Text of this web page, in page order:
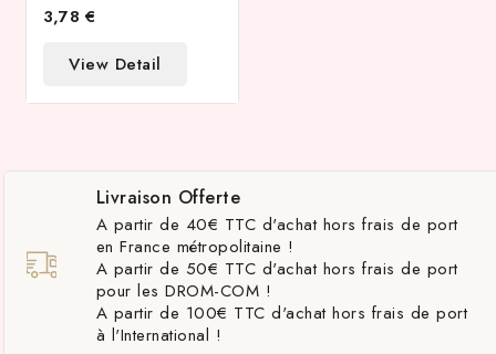
3,78 €
View Detail
Livraison Offerte
A partir de 40€ TTC d'achat hors frais de port
en France métropolitaine !
A partir de 50€ TTC d'achat hors frais de port
pour les DROM-COM !
A partir de 100€ TTC d'achat hors frais de port
à l'International !